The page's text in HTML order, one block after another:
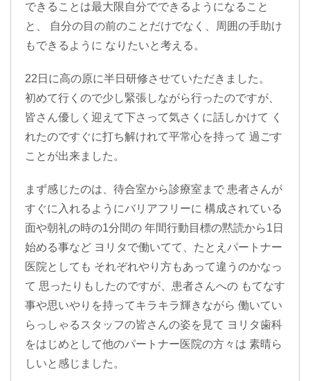
できることは最大限自分でできるようになること
と、 自分の目の前のことだけでなく、周囲の手助け
もできるように なりたいと考える。
22日に高の原に半日研修させていただきました。
初めて行くので少し緊張しながら行ったのですが、
皆さん優しく迎えて下さって気さくに話しかけて く
れたのですぐに打ち解けれて平常心を持って 過ごす
ことが出来ました。
まず感じたのは、待合室から診療室まで 患者さんが
すぐに入れるようにバリアフリーに 構成されている
面や朝礼の時の1分間の 年間行動目標の黙読から1日
始める事など ヨリタで働いてて、たとえパートナー
医院としても それぞれやり方もあって違うのかなっ
て 思ったりもしたのですが、患者さんへの もてなす
事や思いやりを持ってキラキラ輝きながら 働いてい
らっしゃるスタッフの皆さんの姿を見て ヨリタ歯科
をはじめとして他のパートナー医院の方々は 素晴ら
しいと感じました。